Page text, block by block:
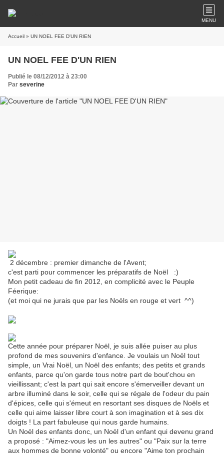
MENU
Accueil » UN NOEL FEE D'UN RIEN
UN NOEL FEE D'UN RIEN
Publié le 08/12/2012 à 23:00
Par severine
2 décembre : premier dimanche de l'Avent;
c'est parti pour commencer les préparatifs de Noël :)
Mon petit cadeau de fin 2012, en complicité avec le Peuple
Féerique:
(et moi qui ne jurais que par les Noëls en rouge et vert ^^)
Cette année pour préparer Noël, je suis allée puiser au plus
profond de mes souvenirs d'enfance. Je voulais un Noël tout
simple, un Vrai Noël, un Noël des enfants; des petits et grands
enfants, parce qu'on garde tous notre part de bout'chou en
vieillissant; c'est la part qui sait encore s'émerveiller devant un
arbre illuminé dans le soir, celle qui se régale de l'odeur du pain
d'épices, celle qui s'émeut en resortant ses disques de Noëls et
celle qui aime laisser libre court à son imagination et à ses dix
doigts ! La part fabuleuse qui nous garde humains.
Un Noël des enfants donc, un Noël d'un enfant qui devenu grand
a proposé : "Aimez-vous les un les autres" ou "Paix sur la terre
aux hommes de bonne volonté" ou encore "Aime ton prochain